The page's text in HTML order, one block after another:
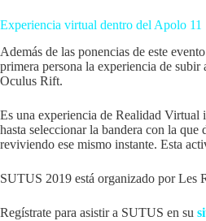
Experiencia virtual dentro del Apolo 11
Además de las ponencias de este
primera persona la experiencia de
Oculus Rift.
Es una experiencia de Realidad Virtual
hasta seleccionar la bandera con la
reviviendo ese mismo instante. Esta
SUTUS 2019 está organizado por
Regístrate para asistir a SUTUS en su